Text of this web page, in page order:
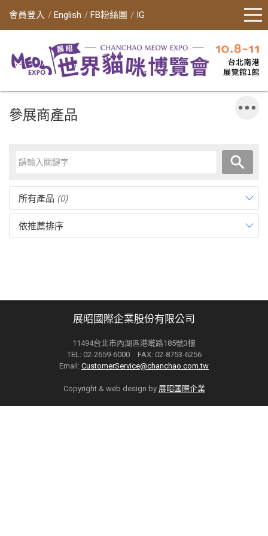
會員登入 English FB粉絲團 IG
參展商產品
所有產品 (0)
依推薦排序
展昭國際企業股份有限公司
11494台北市內湖區港墘路185號3樓
TEL: 02-2659-6000 FAX: 02-8753-6256
Email: CustomerService@chanchao.com.tw
Copyright & web design by 展昭國際企業